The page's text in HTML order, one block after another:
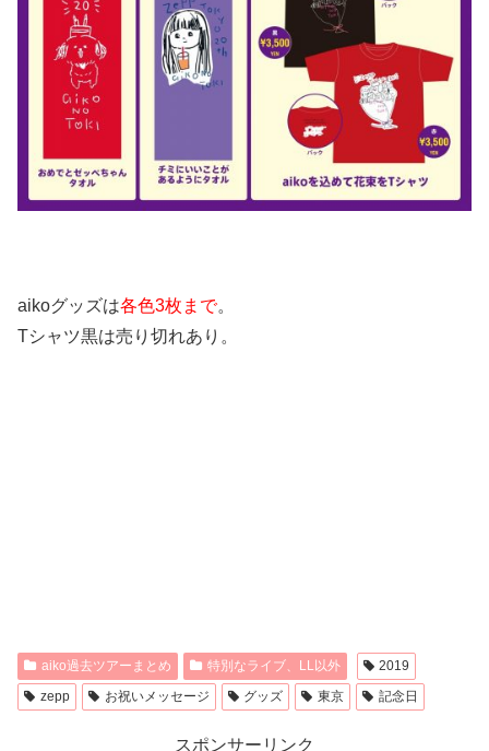
aikoグッズは各色3枚まで。
Tシャツ黒は売り切れあり。
aiko過去ツアーまとめ 特別なライブ、LL以外
2019
zepp
お祝いメッセージ グッズ 東京 記念日
スポンサーリンク